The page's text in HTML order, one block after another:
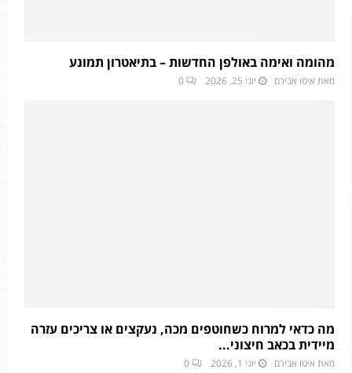
מהומה ואימה באולפן החדשות – בתיאטרון תמונע
מאת איטו אבירם יוני 25, 2026 0
מה כדאי למרוח כשחוטפים מכה, נעקצים או צריכים עזרה
מיידית בכאב חיצוני...
מאת איטו אבירם יוני 1, 2026 0